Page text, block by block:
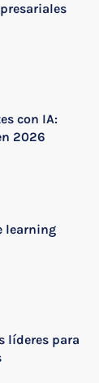
con IA:
2026
learning
líderes para